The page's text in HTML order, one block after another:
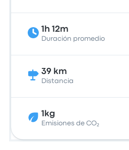
1h 12m
Duración promedio
39 km
Distancia
1kg
Emisiones de CO₂